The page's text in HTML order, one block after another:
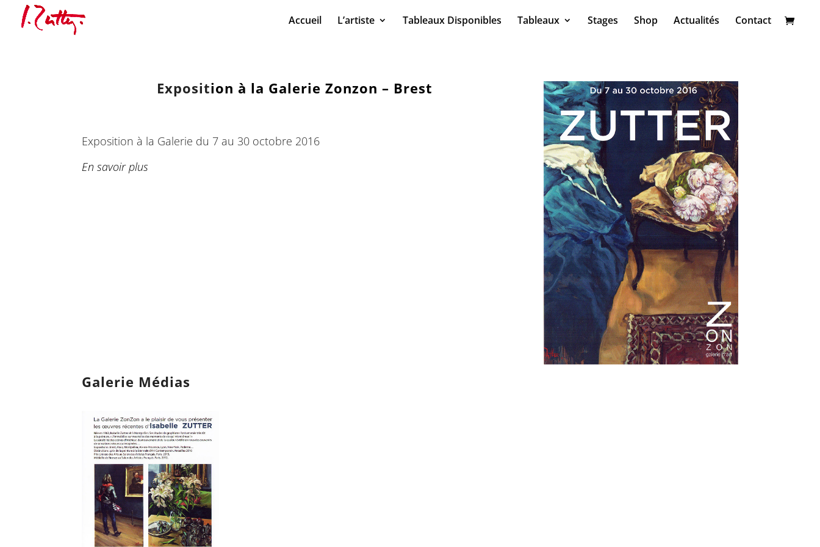
Accueil L’artiste Tableaux Disponibles Tableaux Stages Shop Actualités Contact
Exposition à la Galerie Zonzon – Brest
Exposition à la Galerie du 7 au 30 octobre 2016
En savoir plus
Galerie Médias